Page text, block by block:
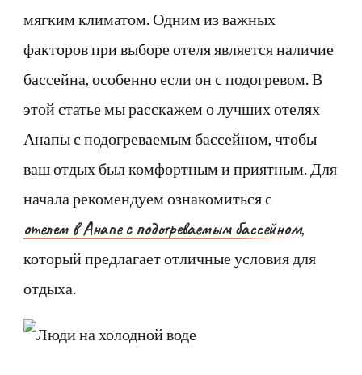
мягким климатом. Одним из важных
факторов при выборе отеля является наличие
бассейна, особенно если он с подогревом. В
этой статье мы расскажем о лучших отелях
Анапы с подогреваемым бассейном, чтобы
ваш отдых был комфортным и приятным. Для
начала рекомендуем ознакомиться с
отелем в Анапе с подогреваемым бассейном,
который предлагает отличные условия для
отдыха.